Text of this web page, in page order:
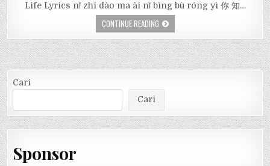
Life Lyrics nǐ zhī dào ma ài nǐ bìng bù róng yì 你 知…
CONTINUE READING
Cari
Cari
Sponsor